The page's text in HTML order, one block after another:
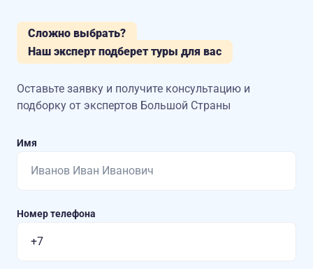
Сложно выбрать?
Наш эксперт подберет туры для вас
Оставьте заявку и получите консультацию и
подборку от экспертов Большой Страны
Имя
Номер телефона